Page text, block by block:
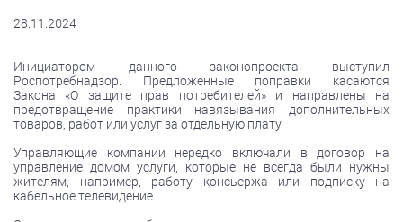
28.11.2024
Инициатором данного законопроекта выступил
Роспотребнадзор. Предложенные поправки касаются
Закона «О защите прав потребителей» и направлены на
предотвращение практики навязывания дополнительных
товаров, работ или услуг за отдельную плату.
Управляющие компании нередко включали в договор на
управление домом услуги, которые не всегда были нужны
жителям, например, работу консьержа или подписку на
кабельное телевидение.